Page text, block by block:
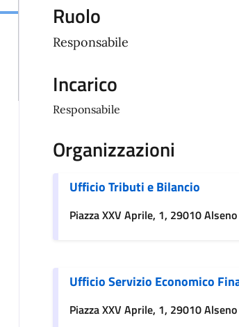
Ruolo
Responsabile
Incarico
Responsabile
Organizzazioni
Ufficio Tributi e Bilancio
Piazza XXV Aprile, 1, 29010
Ufficio Servizio Economico
Piazza XXV Aprile, 1, 29010